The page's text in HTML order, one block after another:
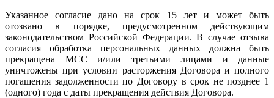
Указанное согласие дано на срок 15 лет и может быть
отозвано в порядке, предусмотренном действующим
законодательством Российской Федерации. В случае отзыва
согласия обработка персональных данных должна быть
прекращена МСС и/или третьими лицами и данные
уничтожены при условии расторжения Договора и полного
погашения задолженности по Договору в срок не позднее 1
(одного) года с даты прекращения действия Договора.